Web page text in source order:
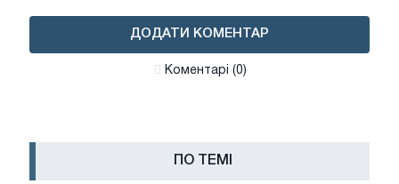
ДОДАТИ КОМЕНТАР
Коментарі (0)
ПО ТЕМІ